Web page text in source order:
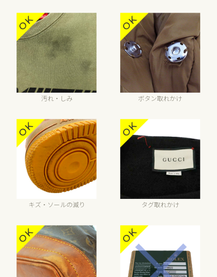
汚れ・しみ ボタン取れかけ
キズ・ソールの減り タグ取れかけ